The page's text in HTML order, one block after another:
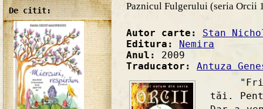
De citit: Paznicul Fulgerului (seria Orcii
Autor carte: Stan
Editura: Nemira
Anul: 2009
Traducator: Antuza
"Frica
tăi.